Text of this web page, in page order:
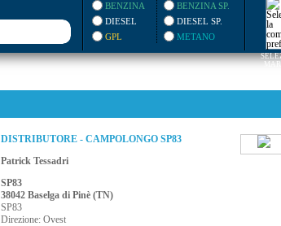
BENZINA
DIESEL
GPL
BENZINA SP.
DIESEL SP.
METANO
DISTRIBUTORE - CAMPOLONGO SP83
Patrick Tessadri
SP83
38042 Baselga di Pinè (TN)
SP83
Direzione: Ovest